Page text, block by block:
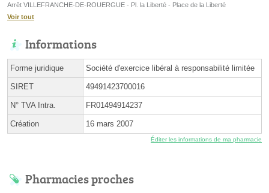
Arrêt VILLEFRANCHE-DE-ROUERGUE - Pl. la Liberté - Place de la Liberté
Voir tout
Informations
Forme juridique Société d'exercice libéral à responsabilité limitée
SIRET 49491423700016
N° TVA Intra. FR01494914237
Création 16 mars 2007
Éditer les informations de ma pharmacie
Pharmacies proches